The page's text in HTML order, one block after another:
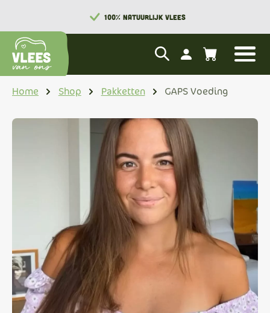
100% NATUURLIJK VLEES
Home Shop Pakketten GAPS Voeding